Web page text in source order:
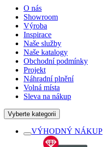
O nás
Showroom
Výroba
Inspirace
Naše služby
Naše katalogy
Obchodní podmínky
Projekt
Náhradní plnění
Volná místa
Sleva na nákup
Vyberte kategorii
VÝHODNÝ NÁKUP